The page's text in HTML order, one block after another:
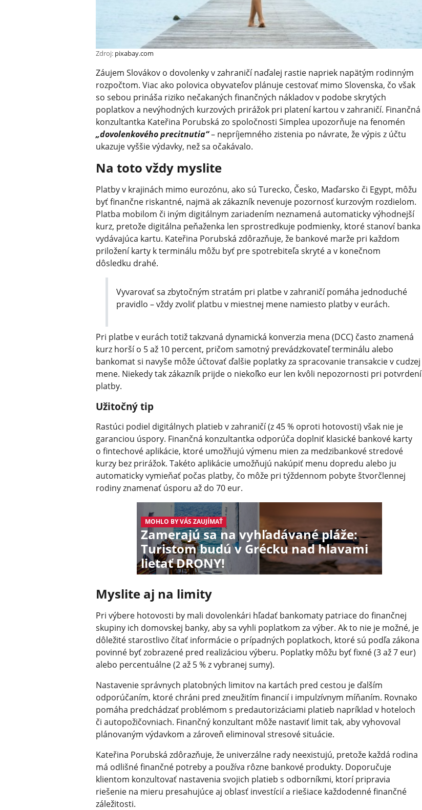
Zdroj: pixabay.com
Záujem Slovákov o dovolenky v zahraničí naďalej rastie napriek napätým rodinným
rozpočtom. Viac ako polovica obyvateľov plánuje cestovať mimo Slovenska, čo však
so sebou prináša riziko nečakaných finančných nákladov v podobe skrytých
poplatkov a nevýhodných kurzových prirážok pri platení kartou v zahraničí. Finančná
konzultantka Kateřina Porubská zo spoločnosti Simplea upozorňuje na fenomén
„dovolenkového precitnutia“– nepríjemného zistenia po návrate, že výpis z účtu
ukazuje vyššie výdavky, než sa očakávalo.
Na toto vždy myslite
Platby v krajinách mimo eurozónu, ako sú Turecko, Česko, Maďarsko či Egypt, môžu
byť finančne riskantné, najmä ak zákazník nevenuje pozornosť kurzovým rozdielom.
Platba mobilom či iným digitálnym zariadením neznamená automaticky výhodnejší
kurz, pretože digitálna peňaženka len sprostredkuje podmienky, ktoré stanoví banka
vydávajúca kartu. Kateřina Porubská zdôrazňuje, že bankové marže pri každom
priložení karty k terminálu môžu byť pre spotrebiteľa skryté a v konečnom
dôsledku drahé.
Vyvarovať sa zbytočným stratám pri platbe v zahraničí pomáha jednoduché
pravidlo – vždy zvoliť platbu v miestnej mene namiesto platby v eurách.
Pri platbe v eurách totiž takzvaná dynamická konverzia mena (DCC) často znamená
kurz horší o 5 až 10 percent, pričom samotný prevádzkovateľ terminálu alebo
bankomat si navyše môže účtovať ďalšie poplatky za spracovanie transakcie v cudzej
mene. Niekedy tak zákazník prijde o niekoľko eur len kvôli nepozornosti pri potvrdení
platby.
Užitočný tip
Rastúci podiel digitálnych platieb v zahraničí (z 45 % oproti hotovosti) však nie je
garanciou úspory. Finančná konzultantka odporúča doplniť klasické bankové karty
o fintechové aplikácie, ktoré umožňujú výmenu mien za medzibankové stredové
kurzy bez prirážok. Takéto aplikácie umožňujú nakúpiť menu dopredu alebo ju
automaticky vymieňať počas platby, čo môže pri týždennom pobyte štvorčlennej
rodiny znamenať úsporu až do 70 eur.
MOHLO BY VÁS ZAUJÍMAŤ
Zamerajú sa na vyhľadávané pláže:
Turistom budú v Grécku nad hlavami
lietať DRONY!
Myslite aj na limity
Pri výbere hotovosti by mali dovolenkári hľadať bankomaty patriace do finančnej
skupiny ich domovskej banky, aby sa vyhli poplatkom za výber. Ak to nie je možné, je
dôležité starostlivo čítať informácie o prípadných poplatkoch, ktoré sú podľa zákona
povinné byť zobrazené pred realizáciou výberu. Poplatky môžu byť fixné (3 až 7 eur)
alebo percentuálne (2 až 5 % z vybranej sumy).
Nastavenie správnych platobných limitov na kartách pred cestou je ďalším
odporúčaním, ktoré chráni pred zneužitím financií i impulzívnym míňaním. Rovnako
pomáha predchádzať problémom s predautorizáciami platieb napríklad v hoteloch
či autopožičovniach. Finančný konzultant môže nastaviť limit tak, aby vyhovoval
plánovaným výdavkom a zároveň eliminoval stresové situácie.
Kateřina Porubská zdôrazňuje, že univerzálne rady neexistujú, pretože každá rodina
má odlišné finančné potreby a používa rôzne bankové produkty. Doporučuje
klientom konzultovať nastavenia svojich platieb s odborníkmi, ktorí pripravia
riešenie na mieru presahujúce aj oblasť investícií a riešiace každodenné finančné
záležitosti.